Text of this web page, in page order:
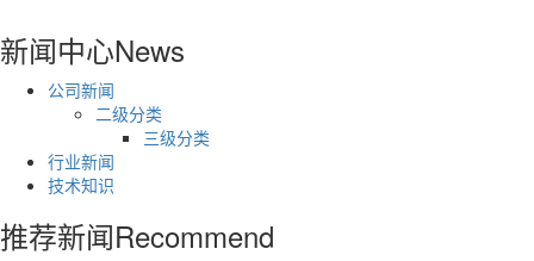
新闻中心News
公司新闻
二级分类
三级分类
行业新闻
技术知识
推荐新闻Recommend